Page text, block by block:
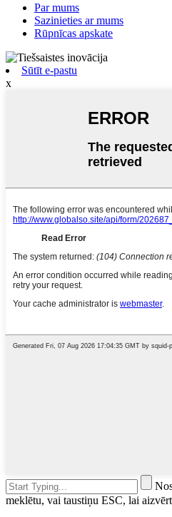
Par mums
Sazinieties ar mums
Rūpnīcas apskate
Sūtīt e-pastu
x
meklētu, vai taustiņu ESC, lai